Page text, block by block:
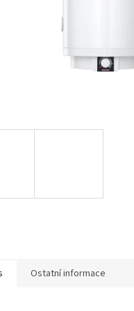
Ostatní informace